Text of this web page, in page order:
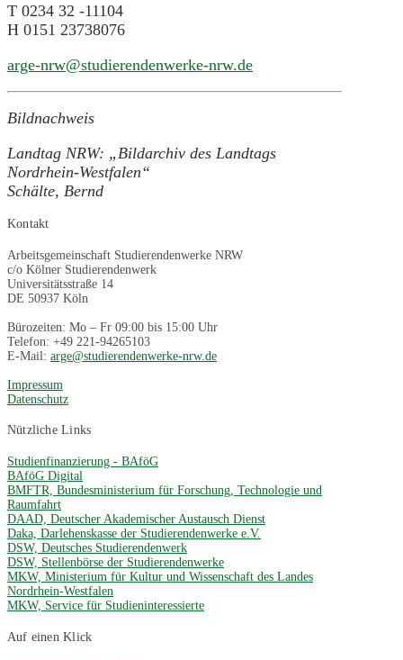
T 0234 32 -11104
H 0151 23738076
arge-nrw@studierendenwerke-nrw.de
Bildnachweis
Landtag NRW: „Bildarchiv des Landtags
Nordrhein-Westfalen“
Schälte, Bernd
Kontakt
Arbeitsgemeinschaft Studierendenwerke NRW
c/o Kölner Studierendenwerk
Universitätsstraße 14
DE 50937 Köln
Bürozeiten: Mo – Fr 09:00 bis 15:00 Uhr
Telefon: +49 221-94265103
E-Mail: arge@studierendenwerke-nrw.de
Impressum
Datenschutz
Nützliche Links
Studienfinanzierung - BAföG
BAföG Digital
BMFTR, Bundesministerium für Forschung, Technologie und
Raumfahrt
DAAD, Deutscher Akademischer Austausch Dienst
Daka, Darlehenskasse der Studierendenwerke e.V.
DSW, Deutsches Studierendenwerk
DSW, Stellenbörse der Studierendenwerke
MKW, Ministerium für Kultur und Wissenschaft des Landes
Nordrhein-Westfalen
MKW, Service für Studieninteressierte
Auf einen Klick